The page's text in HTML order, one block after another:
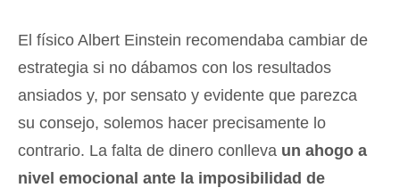
El físico Albert Einstein recomendaba cambiar de
estrategia si no dábamos con los resultados
ansiados y, por sensato y evidente que parezca
su consejo, solemos hacer precisamente lo
contrario. La falta de dinero conlleva un ahogo a
nivel emocional ante la imposibilidad de